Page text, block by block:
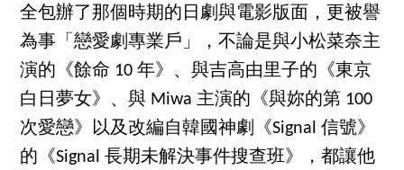
全包辦了那個時期的日劇與電影版面，更被譽
為事「戀愛劇專業戶」，不論是與小松菜奈主
演的《餘命 10 年》、與吉高由里子的《東京
白日夢女》、與 Miwa 主演的《與妳的第 100
次愛戀》以及改編自韓國神劇《Signal 信號》
的《Signal 長期未解決事件搜查班》，都讓他